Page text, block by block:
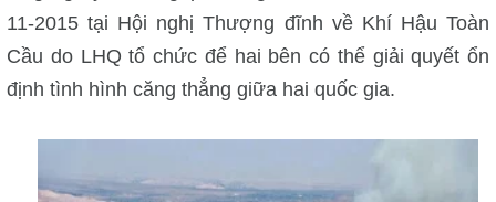
11-2015 tại Hội nghị Thượng đĩnh về Khí Hậu Toàn
Cầu do LHQ tổ chức để hai bên có thể giải quyết ổn
định tình hình căng thẳng giữa hai quốc gia.